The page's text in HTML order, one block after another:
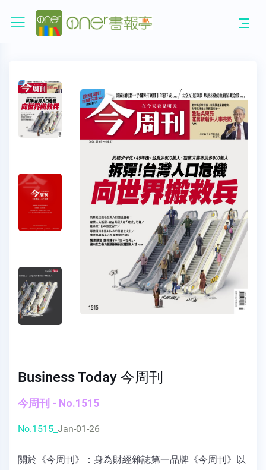
Business Today 今周刊
今周刊 - No.1515
No.1515_ Jan-01-26
關於《今周刊》：身為財經雜誌第一品牌《今周刊》以